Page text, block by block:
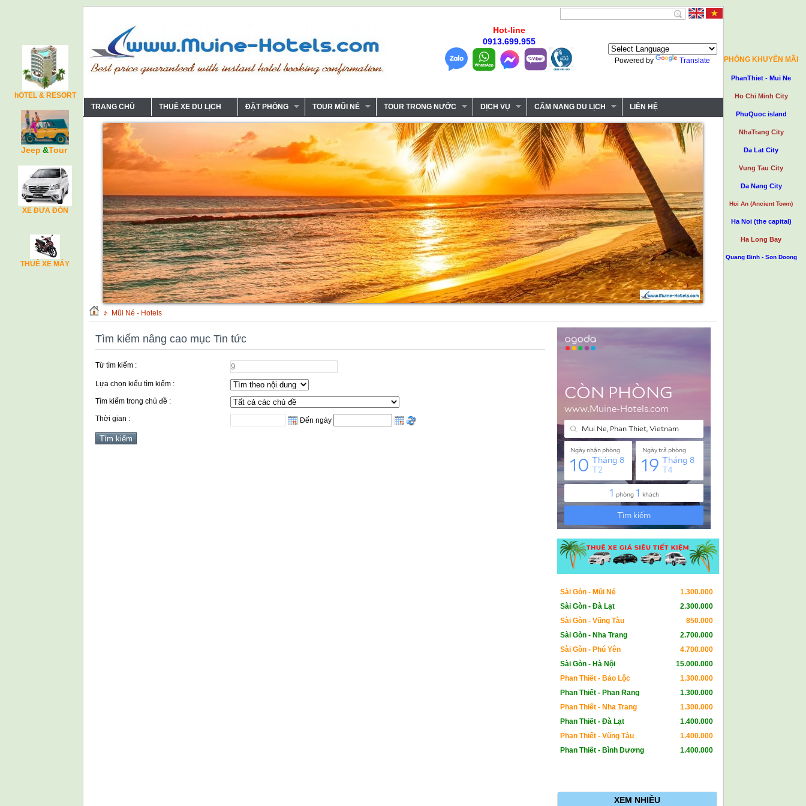
hOTEL & RESORT
Jeep &Tour
XE ĐƯA ĐÓN
THUÊ XE MÁY
PHÒNG KHUYẾN MÃI
PhanThiet - Mui Ne
Ho Chi Minh City
PhuQuoc island
NhaTrang City
Da Lat City
Vung Tau City
Da Nang City
Hoi An (Ancient Town)
Ha Noi (the capital)
Ha Long Bay
Quang Binh - Son Doong
Hot-line
0913.699.955
Powered by Translate
TRANG CHỦ THUÊ XE DU LỊCH ĐẶT PHÒNG TOUR MŨI NÉ TOUR TRONG NƯỚC DỊCH VỤ CẨM NANG DU LỊCH LIÊN HỆ
Mũi Né - Hotels
Tìm kiếm nâng cao mục Tin tức
Từ tìm kiếm :
Lựa chọn kiểu tìm kiếm :
Tìm kiếm trong chủ đề :
Thời gian : Đến ngày
Sài Gòn - Mũi Né
1.300.000
Sài Gòn - Đà Lạt
2.300.000
Sài Gòn - Vũng Tàu
850.000
Sài Gòn - Nha Trang
2.700.000
Sài Gòn - Phú Yên
4.700.000
Sài Gòn - Hà Nội
15.000.000
Phan Thiết - Bảo Lộc
1.300.000
Phan Thiết - Phan Rang
1.300.000
Phan Thiết - Nha Trang
1.300.000
Phan Thiết - Đà Lạt
1.400.000
Phan Thiết - Vũng Tàu
1.400.000
Phan Thiết - Bình Dương
1.400.000
XEM NHIỀU